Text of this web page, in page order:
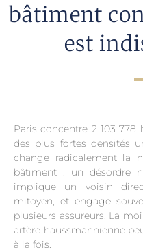
bâtiment
est
Paris concentre 2 103 778
des plus fortes densités
change radicalement la
bâtiment : un désordre
implique un voisin
mitoyen, et engage
plusieurs assureurs. La
artère haussmannienne
à la fois.